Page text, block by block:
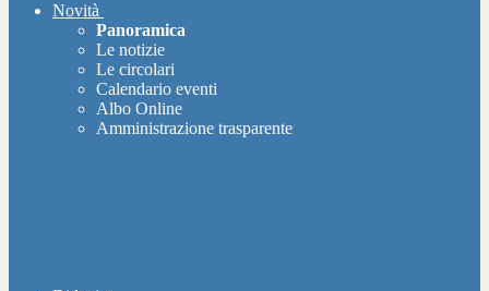
Novità
Panoramica
Le notizie
Le circolari
Calendario eventi
Albo Online
Amministrazione trasparente